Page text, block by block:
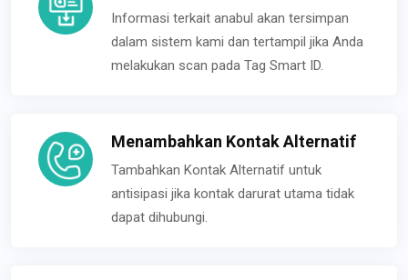
Informasi terkait anabul akan tersimpan
dalam sistem kami dan tertampil jika Anda
melakukan scan pada Tag Smart ID.
Menambahkan Kontak Alternatif
Tambahkan Kontak Alternatif untuk
antisipasi jika kontak darurat utama tidak
dapat dihubungi.